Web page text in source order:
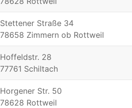
Stettener Straße 34
78658 Zimmern ob Rottweil
Hoffeldstr. 28
77761 Schiltach
Horgener Str. 50
78628 Rottweil